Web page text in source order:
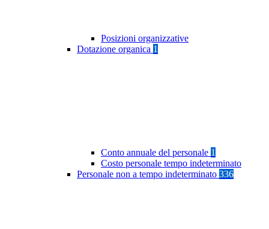
Posizioni organizzative
Dotazione organica 1
Conto annuale del personale 1
Costo personale tempo indeterminato
Personale non a tempo indeterminato 336